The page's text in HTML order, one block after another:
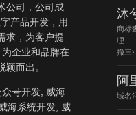
公司，公司成
产品开发，用
求，为客户提
企业和品牌在
而出。
号开发, 威海
海系统开发, 威
沐
商标
理
撤三
阿
域名